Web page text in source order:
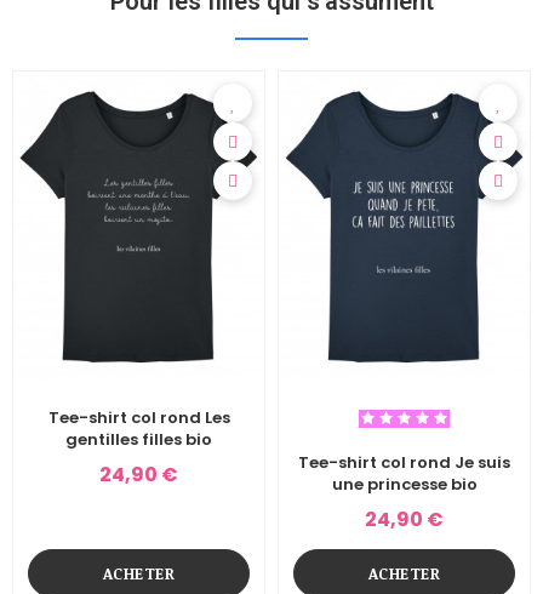
Tee-shirt col rond Les
gentilles filles bio
24,90 €
ACHETER
Tee-shirt col rond Je suis
une princesse bio
24,90 €
ACHETER